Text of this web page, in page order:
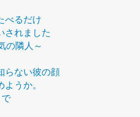
べるだけ
されました
の隣人～
ない彼の顔
うか。